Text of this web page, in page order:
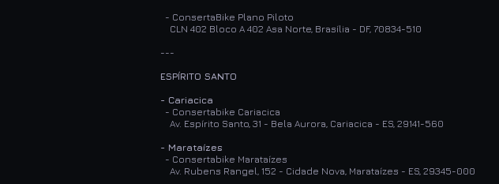
- ConsertaBike Plano Piloto
CLN 402 Bloco A 402 Asa Norte, Brasília - DF, 70834-510
---
ESPÍRITO SANTO
- Cariacica
- Consertabike Cariacica
Av. Espírito Santo, 31 - Bela Aurora, Cariacica - ES, 29141-560
- Marataízes
- Consertabike Marataízes
Av. Rubens Rangel, 152 - Cidade Nova, Marataízes - ES, 29345-000